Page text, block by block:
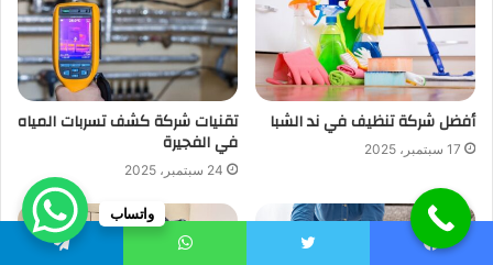
أفضل شركة تنظيف في ند الشبا
17 سبتمبر، 2025
تقنيات شركة كشف تسربات المياه
في الفجيرة
24 سبتمبر، 2025
واتساب